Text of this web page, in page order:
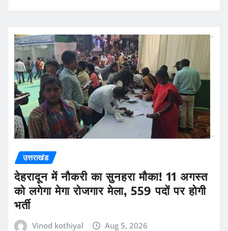
उत्तराखंड
देहरादून में नौकरी का सुनहरा मौका! 11 अगस्त
को लगेगा मेगा रोजगार मेला, 559 पदों पर होगी
भर्ती
Vinod kothiyal Aug 5, 2026